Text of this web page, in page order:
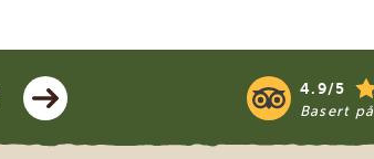
4.9/5
Basert på